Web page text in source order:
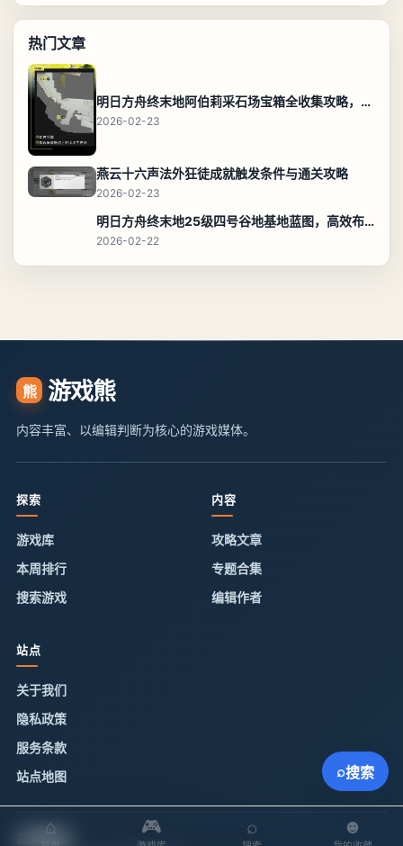
热门文章
明日方舟终末地阿伯莉采石场宝箱全收集攻略，全点位分布图与路线
2026-02-23
燕云十六声法外狂徒成就触发条件与通关攻略
2026-02-23
明日方舟终末地25级四号谷地基地蓝图，高效布局规划
2026-02-22
熊 游戏熊
内容丰富、以编辑判断为核心的游戏媒体。
探索
游戏库
本周排行
搜索游戏
内容
攻略文章
专题合集
编辑作者
站点
关于我们
隐私政策
服务条款
站点地图
友情链接
⌂ 🎮 ⌕ ☻
⌕搜索